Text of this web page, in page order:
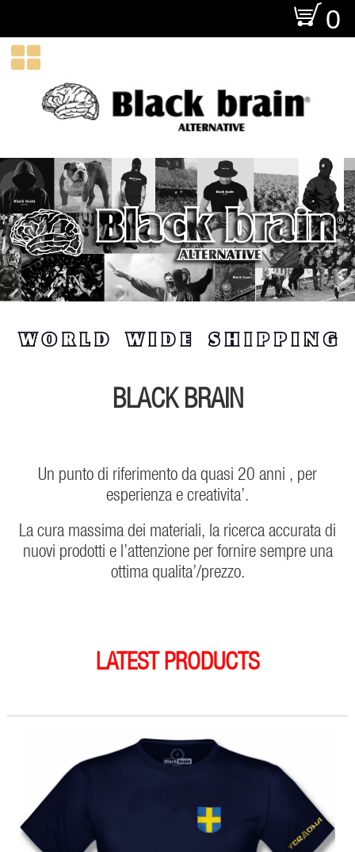
O 0

BLACK BRAIN
Un punto di riferimento da quasi 20 anni , per
esperienza e creativita’.
La cura massima dei materiali, la ricerca accurata di
nuovi prodotti e l’attenzione per fornire sempre una
ottima qualita’/prezzo.
LATEST PRODUCTS